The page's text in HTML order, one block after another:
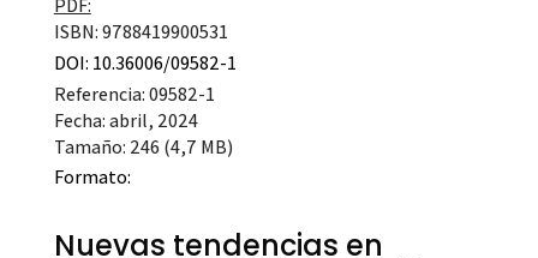
ISBN: 9788419900531
DOI: 10.36006/09582-1
Referencia: 09582-1
Fecha: abril, 2024
Tamaño: 246 (4,7 MB)
Formato:
Nuevas tendencias en